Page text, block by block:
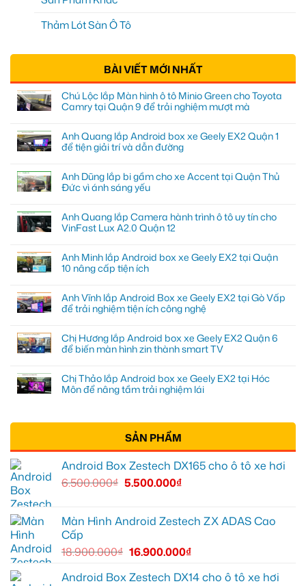
Thảm Lót Sàn Ô Tô
BÀI VIẾT MỚI NHẤT
Chú Lộc lắp Màn hình ô tô Minio Green cho Toyota
Camry tại Quận 9 để trải nghiệm mượt mà
Anh Quang lắp Android box xe Geely EX2 Quận 1
để tiện giải trí và dẫn đường
Anh Dũng lắp bi gầm cho xe Accent tại Quận Thủ
Đức vì ánh sáng yếu
Anh Quang lắp Camera hành trình ô tô uy tín cho
VinFast Lux A2.0 Quận 12
Anh Minh lắp Android box xe Geely EX2 tại Quận
10 nâng cấp tiện ích
Anh Vĩnh lắp Android Box xe Geely EX2 tại Gò Vấp
để trải nghiệm tiện ích công nghệ
Chị Hương lắp Android box xe Geely EX2 Quận 6
để biến màn hình zin thành smart TV
Chị Thảo lắp Android box xe Geely EX2 tại Hóc
Môn để nâng tầm trải nghiệm lái
SẢN PHẨM
Android Box Zestech DX165 cho ô tô xe hơi
6.500.000₫ 5.500.000₫
Màn Hình Android Zestech ZX ADAS Cao
Cấp
18.900.000₫ 16.900.000₫
Android Box Zestech DX14 cho ô tô xe hơi